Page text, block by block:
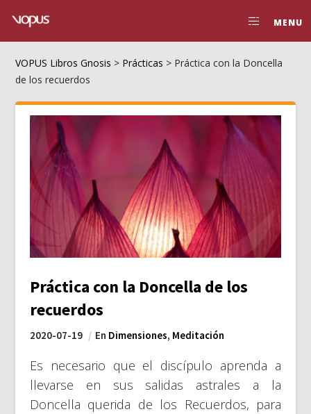
MENU
VOPUS Libros Gnosis > Prácticas > Práctica con la Doncella
de los recuerdos
Práctica con la Doncella de los
recuerdos
2020-07-19 En Dimensiones, Meditación
Es necesario que el discípulo aprenda a
llevarse en sus salidas astrales a la
Doncella querida de los Recuerdos, para